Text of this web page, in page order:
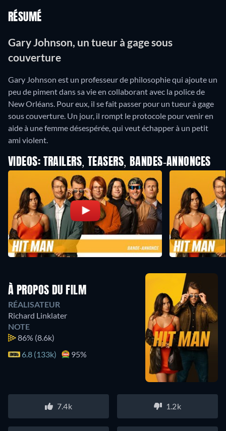
RÉSUMÉ
Gary Johnson, un tueur à gage sous
couverture
Gary Johnson est un professeur de philosophie qui ajoute un
peu de piment dans sa vie en collaborant avec la police de
New Orléans. Pour eux, il se fait passer pour un tueur à gage
sous couverture. Un jour, il rompt le protocole pour venir en
aide à une femme désespérée, qui veut échapper à un petit
ami violent.
VIDEOS: TRAILERS, TEASERS, BANDES-ANNONCES
À PROPOS DU FILM
RÉALISATEUR
Richard Linklater
NOTE
86% (8.6k)
6.8 (133k)
95%
7.4k 1.2k